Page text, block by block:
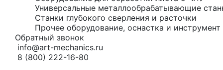
Универсальные металлообрабатывающие
Станки глубокого сверления и расточки
Прочее оборудование, оснастка и
Обратный звонок
info@art-mechanics.ru
8 (800) 222-16-80